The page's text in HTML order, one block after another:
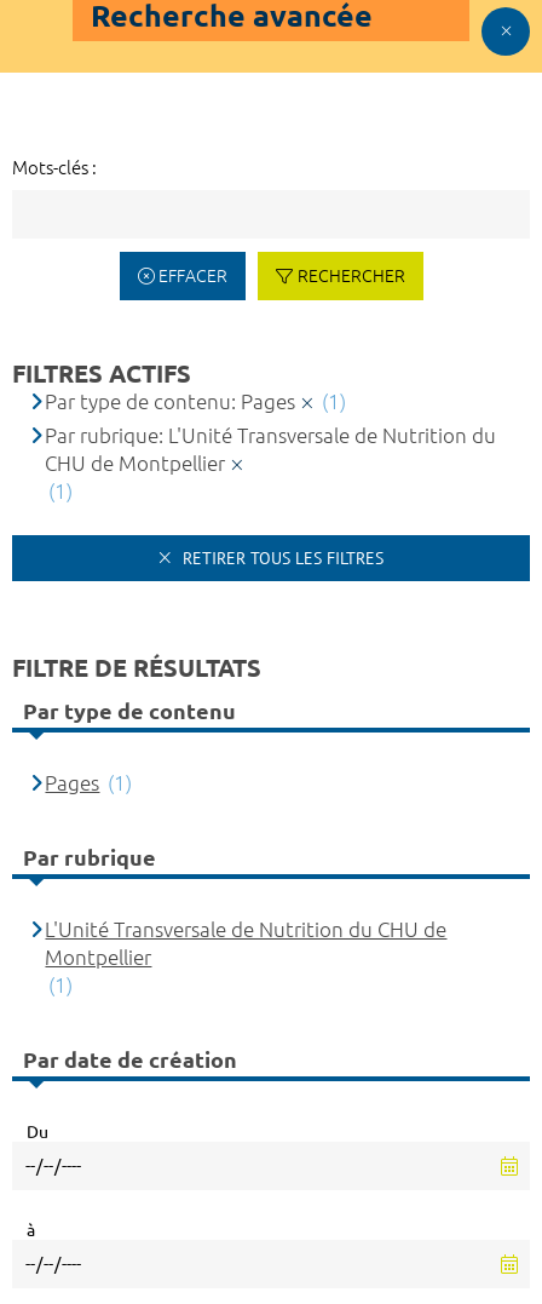
Recherche avancée
Mots-clés :
EFFACER RECHERCHER
FILTRES ACTIFS
Par type de contenu: Pages
(1)
Par rubrique: L'Unité Transversale de Nutrition du
CHU de Montpellier
(1)
RETIRER TOUS LES FILTRES
FILTRE DE RÉSULTATS
Par type de contenu
Pages (1)
Par rubrique
L'Unité Transversale de Nutrition du CHU de
Montpellier
(1)
Par date de création
Du
à